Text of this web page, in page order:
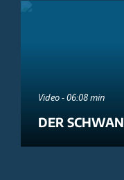
Video - 06:08 min
DER SCHWAN